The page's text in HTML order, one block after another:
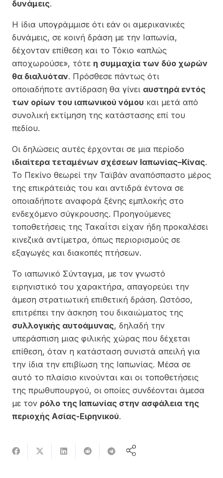
δυνάμεις.
Η ίδια υπογράμμισε ότι εάν οι αμερικανικές
δυνάμεις, σε κοινή δράση με την Ιαπωνία,
δέχονταν επίθεση και το Τόκιο «απλώς
αποχωρούσε», τότε η συμμαχία των δύο χωρών
θα διαλυόταν. Πρόσθεσε πάντως ότι
οποιαδήποτε αντίδραση θα γίνει αυστηρά εντός
των ορίων του ιαπωνικού νόμου και μετά από
συνολική εκτίμηση της κατάστασης επί του
πεδίου.
Οι δηλώσεις αυτές έρχονται σε μια περίοδο
ιδιαίτερα τεταμένων σχέσεων Ιαπωνίας–Κίνας.
Το Πεκίνο θεωρεί την Ταϊβάν αναπόσπαστο μέρος
της επικράτειάς του και αντιδρά έντονα σε
οποιαδήποτε αναφορά ξένης εμπλοκής στο
ενδεχόμενο σύγκρουσης. Προηγούμενες
τοποθετήσεις της Τακαΐτσι είχαν ήδη προκαλέσει
κινεζικά αντίμετρα, όπως περιορισμούς σε
εξαγωγές και διακοπές πτήσεων.
Το ιαπωνικό Σύνταγμα, με τον γνωστό
ειρηνιστικό του χαρακτήρα, απαγορεύει την
άμεση στρατιωτική επιθετική δράση. Ωστόσο,
επιτρέπει την άσκηση του δικαιώματος της
συλλογικής αυτοάμυνας, δηλαδή την
υπεράσπιση μιας φιλικής χώρας που δέχεται
επίθεση, όταν η κατάσταση συνιστά απειλή για
την ίδια την επιβίωση της Ιαπωνίας. Μέσα σε
αυτό το πλαίσιο κινούνται και οι τοποθετήσεις
της πρωθυπουργού, οι οποίες συνδέονται άμεσα
με τον ρόλο της Ιαπωνίας στην ασφάλεια της
περιοχής Ασίας-Ειρηνικού.